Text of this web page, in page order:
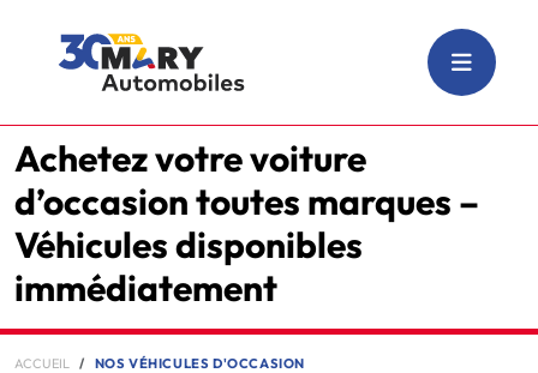
Achetez votre voiture
d’occasion toutes marques –
Véhicules disponibles
immédiatement
ACCUEIL NOS VÉHICULES D'OCCASION